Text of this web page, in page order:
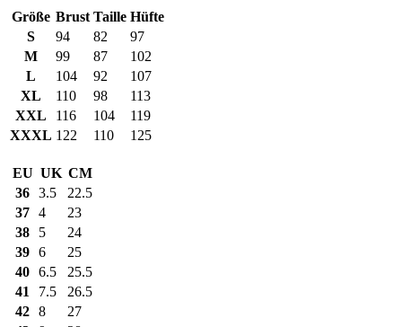
Größe Brust Taille Hüfte
S
94 82
97
M
99 87
102
L
104 92
107
XL
110 98
113
XXL
116 104
119
XXXL 122 110 125
EU UK CM
36 3.5
22.5
37 4
23
38
5
24
39 6
25
40 6.5
25.5
41
7.5
26.5
42 8
27